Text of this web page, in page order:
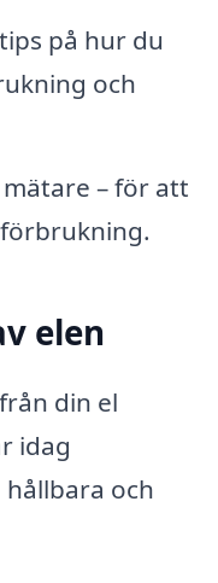
på hur du
och
– för att
elen
din el
idag
och